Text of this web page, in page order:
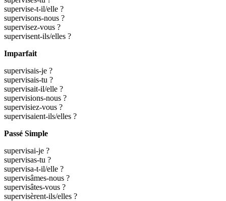
supervise-t-il/elle ?
supervisons-nous ?
supervisez-vous ?
supervisent-ils/elles ?
Imparfait
supervisais-je ?
supervisais-tu ?
supervisait-il/elle ?
supervisions-nous ?
supervisiez-vous ?
supervisaient-ils/elles ?
Passé Simple
supervisai-je ?
supervisas-tu ?
supervisa-t-il/elle ?
supervisâmes-nous ?
supervisâtes-vous ?
supervisèrent-ils/elles ?